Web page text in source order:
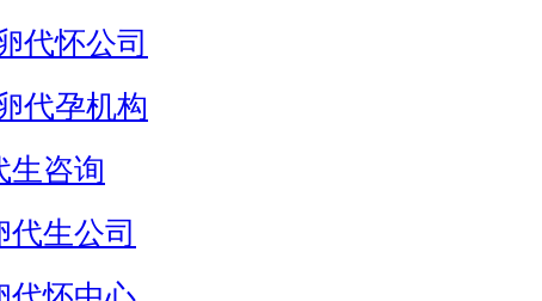
代怀公司
代孕机构
生咨询
生公司